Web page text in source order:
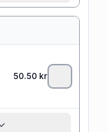
50.50 kr